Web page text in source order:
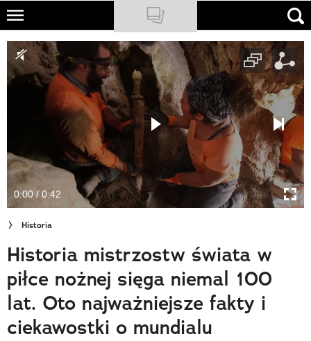
Skip
main
content
NATIONAL GEOGRAPHIC
TRAVELER
PODCASTY
Newsletter
Cuda Polski
Wielki Konkurs Fotograficzny
Trendbook Podróżniczy
Polecane
0:00 / 0:42
Historia
Historia mistrzostw świata w
piłce nożnej sięga niemal 100
lat. Oto najważniejsze fakty i
ciekawostki o mundialu